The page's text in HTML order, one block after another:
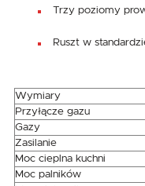
Trzy poziomy
Ruszt w
Wymiary
Przyłącze gazu
Gazy
Zasilanie
Moc cieplna kuchni
Moc palników